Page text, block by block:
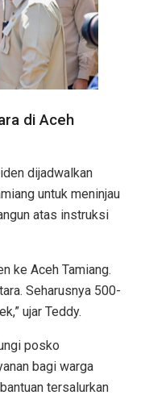
di Aceh
dijadwalkan
untuk meninjau
atas instruksi
ke Aceh Tamiang.
Seharusnya 500-
ujar Teddy.
posko
bagi warga
tersalurkan